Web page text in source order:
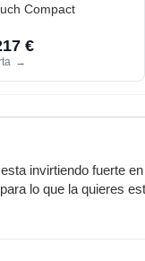
Compact
€
→
invirtiendo fuerte
lo que la quieres